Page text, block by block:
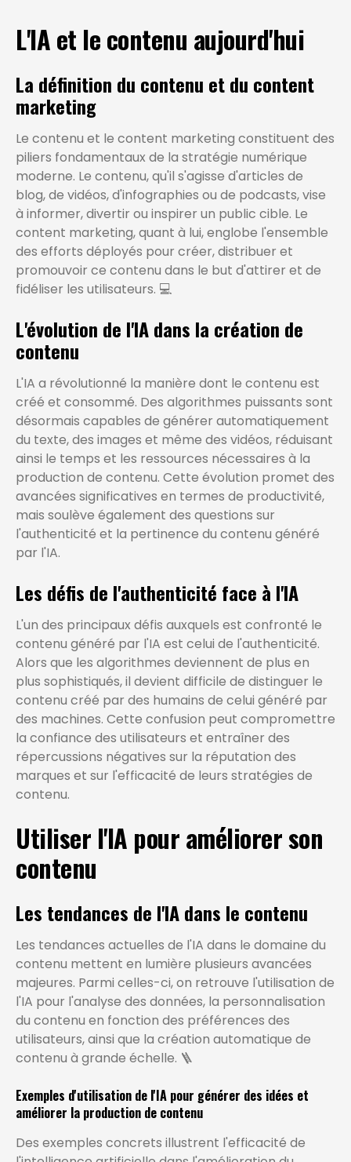
L'IA et le contenu aujourd'hui
La définition du contenu et du content
marketing
Le contenu et le content marketing constituent des
piliers fondamentaux de la stratégie numérique
moderne. Le contenu, qu'il s'agisse d'articles de
blog, de vidéos, d'infographies ou de podcasts, vise
à informer, divertir ou inspirer un public cible. Le
content marketing, quant à lui, englobe l'ensemble
des efforts déployés pour créer, distribuer et
promouvoir ce contenu dans le but d'attirer et de
fidéliser les utilisateurs. 💻
L'évolution de l'IA dans la création de
contenu
L'IA a révolutionné la manière dont le contenu est
créé et consommé. Des algorithmes puissants sont
désormais capables de générer automatiquement
du texte, des images et même des vidéos, réduisant
ainsi le temps et les ressources nécessaires à la
production de contenu. Cette évolution promet des
avancées significatives en termes de productivité,
mais soulève également des questions sur
l'authenticité et la pertinence du contenu généré
par l'IA.
Les défis de l'authenticité face à l'IA
L'un des principaux défis auxquels est confronté le
contenu généré par l'IA est celui de l'authenticité.
Alors que les algorithmes deviennent de plus en
plus sophistiqués, il devient difficile de distinguer le
contenu créé par des humains de celui généré par
des machines. Cette confusion peut compromettre
la confiance des utilisateurs et entraîner des
répercussions négatives sur la réputation des
marques et sur l'efficacité de leurs stratégies de
contenu.
Utiliser l'IA pour améliorer son
contenu
Les tendances de l'IA dans le contenu
Les tendances actuelles de l'IA dans le domaine du
contenu mettent en lumière plusieurs avancées
majeures. Parmi celles-ci, on retrouve l'utilisation de
l'IA pour l'analyse des données, la personnalisation
du contenu en fonction des préférences des
utilisateurs, ainsi que la création automatique de
contenu à grande échelle. 🪜
Exemples d'utilisation de l'IA pour générer des idées et
améliorer la production de contenu
Des exemples concrets illustrent l'efficacité de